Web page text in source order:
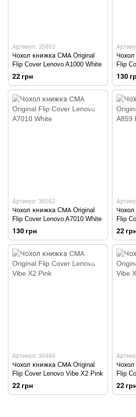
Артикул: 35863
Чохол книжка CМА Original
Flip Cover Lenovo A1000 White
22 грн
Flip
130
Артикул: 36562
Чохол книжка CМА Original
Flip Cover Lenovo A7010 White
130 грн
Flip
22
Артикул: 36466
Чохол книжка CМА Original
Flip Cover Lenovo Vibe X2 Pink
22 грн
Flip
White
22